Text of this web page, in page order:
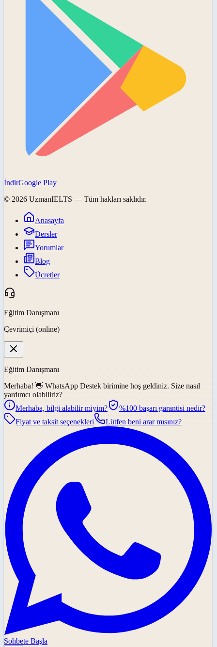
İndirGoogle Play
© 2026 UzmanIELTS — Tüm hakları saklıdır.
Anasayfa
Dersler
Yorumlar
Blog
Ücretler
Eğitim Danışmanı
Çevrimiçi (online)
Eğitim Danışmanı
Merhaba! 👋 WhatsApp Destek birimine hoş geldiniz. Size nasıl
yardımcı olabiliriz?
Merhaba, bilgi alabilir miyim?
%100 başarı garantisi nedir?
Fiyat ve taksit seçenekleri
Lütfen beni arar mısınız?
Sohbete Başla